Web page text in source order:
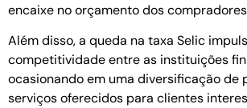
encaixe no orçamento dos
Além disso, a queda na taxa Selic
competitividade entre as instituições
ocasionando em uma diversificação de
serviços oferecidos para clientes